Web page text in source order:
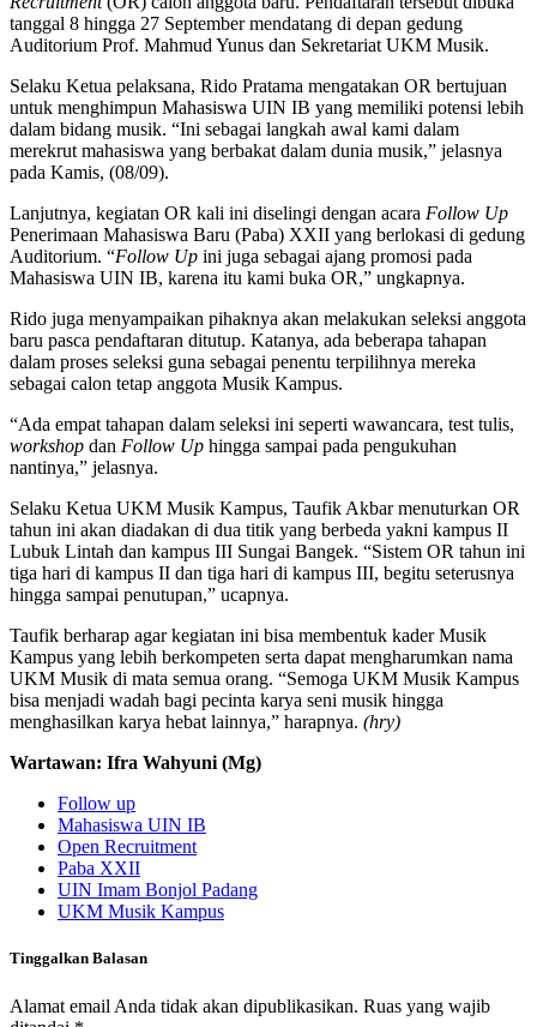
tanggal 8 hingga 27 September mendatang di depan gedung
Auditorium Prof. Mahmud Yunus dan Sekretariat UKM Musik.
Selaku Ketua pelaksana, Rido Pratama mengatakan OR bertujuan
untuk menghimpun Mahasiswa UIN IB yang memiliki potensi lebih
dalam bidang musik. “Ini sebagai langkah awal kami dalam
merekrut mahasiswa yang berbakat dalam dunia musik,” jelasnya
pada Kamis, (08/09).
Lanjutnya, kegiatan OR kali ini diselingi dengan acara Follow Up
Penerimaan Mahasiswa Baru (Paba) XXII yang berlokasi di gedung
Auditorium. “Follow Up ini juga sebagai ajang promosi pada
Mahasiswa UIN IB, karena itu kami buka OR,” ungkapnya.
Rido juga menyampaikan pihaknya akan melakukan seleksi anggota
baru pasca pendaftaran ditutup. Katanya, ada beberapa tahapan
dalam proses seleksi guna sebagai penentu terpilihnya mereka
sebagai calon tetap anggota Musik Kampus.
“Ada empat tahapan dalam seleksi ini seperti wawancara, test tulis,
workshop dan Follow Up hingga sampai pada pengukuhan
nantinya,” jelasnya.
Selaku Ketua UKM Musik Kampus, Taufik Akbar menuturkan OR
tahun ini akan diadakan di dua titik yang berbeda yakni kampus II
Lubuk Lintah dan kampus III Sungai Bangek. “Sistem OR tahun ini
tiga hari di kampus II dan tiga hari di kampus III, begitu seterusnya
hingga sampai penutupan,” ucapnya.
Taufik berharap agar kegiatan ini bisa membentuk kader Musik
Kampus yang lebih berkompeten serta dapat mengharumkan nama
UKM Musik di mata semua orang. “Semoga UKM Musik Kampus
bisa menjadi wadah bagi pecinta karya seni musik hingga
menghasilkan karya hebat lainnya,” harapnya. (hry)
Wartawan: Ifra Wahyuni (Mg)
Follow up
Mahasiswa UIN IB
Open Recruitment
Paba XXII
UIN Imam Bonjol Padang
UKM Musik Kampus
Tinggalkan Balasan
Alamat email Anda tidak akan dipublikasikan. Ruas yang wajib